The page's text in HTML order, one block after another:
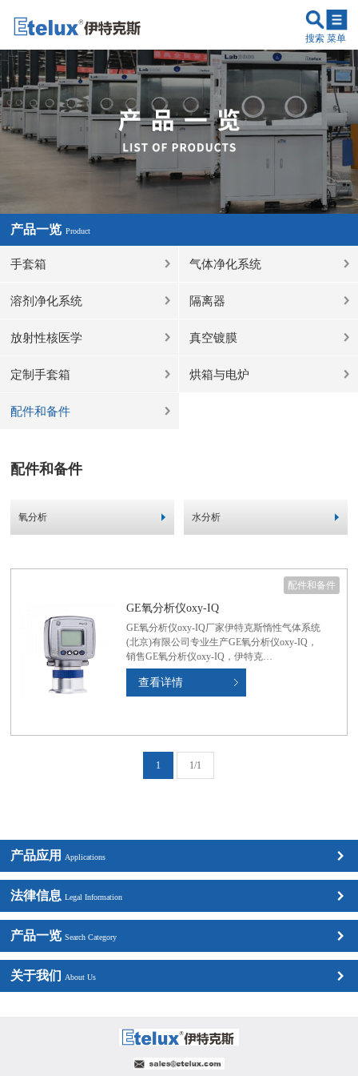
菜单
搜索
产品一览 Product
手套箱 气体净化系统
溶剂净化系统 隔离器
放射性核医学 真空镀膜
定制手套箱 烘箱与电炉
配件和备件
配件和备件
氧分析 水分析
GE氧分析仪oxy-IQ
GE氧分析仪oxy-IQ厂家伊特克斯惰性气体系统
(北京)有限公司专业生产GE氧分析仪oxy-IQ，
销售GE氧分析仪oxy-IQ，伊特克…
查看详情
配件和备件
1 1/1
产品应用 Applications
法律信息Legal Information
产品一览Search Category
关于我们 About Us